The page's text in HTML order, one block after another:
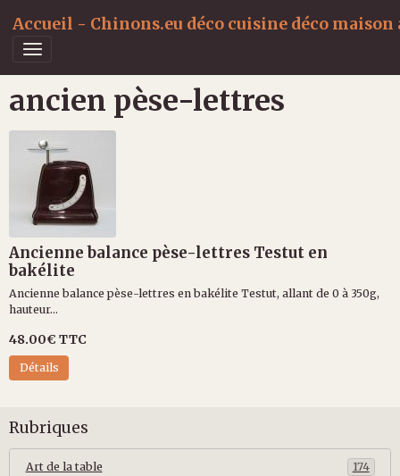
Accueil - Chinons.eu déco cuisine déco
ancien pèse-lettres
Ancienne balance pèse-lettres Testut en
bakélite
Ancienne balance pèse-lettres en bakélite Testut, allant de 0 à 350g,
hauteur...
48.00€ TTC
Détails
Rubriques
Art de la table 174